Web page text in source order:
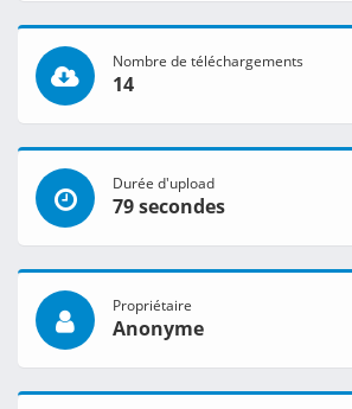
Nombre de téléchargements
14
Durée d'upload
79 secondes
Propriétaire
Anonyme